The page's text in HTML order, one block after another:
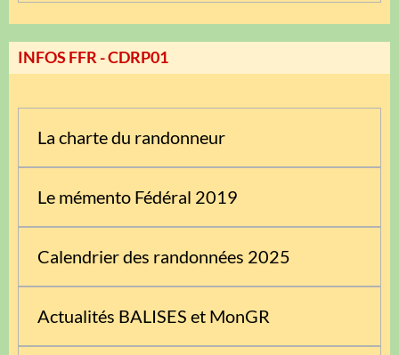
INFOS FFR - CDRP01
La charte du randonneur
Le mémento Fédéral 2019
Calendrier des randonnées 2025
Actualités BALISES et MonGR